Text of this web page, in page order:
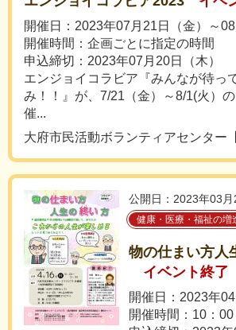
開催日：2023年07月21日（金）～08
開催時間：企画ごとに指定の時間
申込締切：2023年07月20日（木）
エンジョイコラビア『みんなが待っ
み！！』が、7/21（金）～8/1(火）
催...
大府市民活動ボランティアセンター
公開日：2023年03月
健康・医療・福祉の増
物の仕まい方人
イベント終了
開催日：2023年04
開催時間：10：